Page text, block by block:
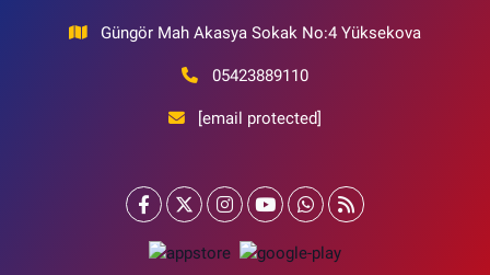
Güngör Mah Akasya Sokak No:4 Yüksekova
05423889110
[email protected]